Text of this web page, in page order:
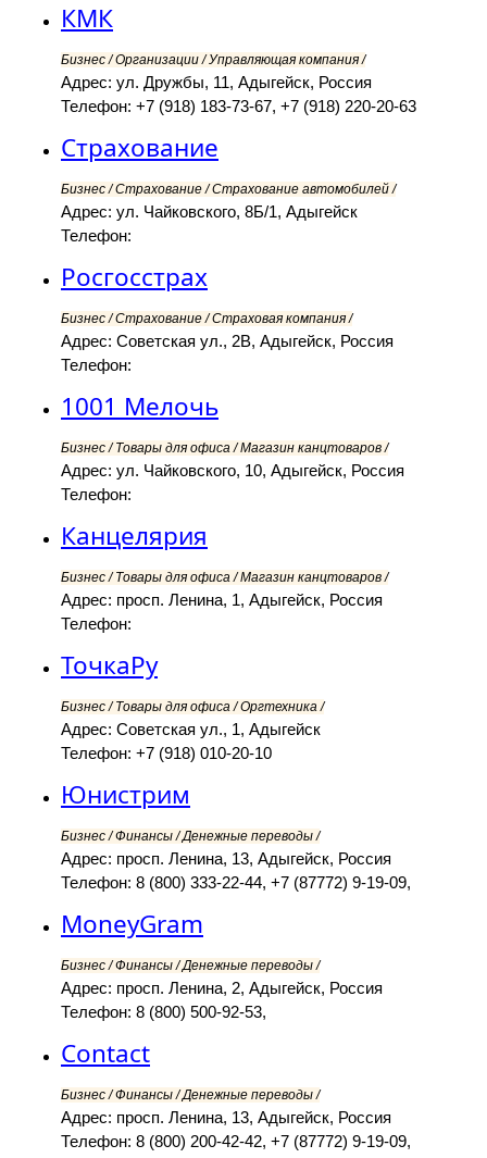
КМК
Бизнес / Организации / Управляющая компания /
Адрес: ул. Дружбы, 11, Адыгейск, Россия
Телефон: +7 (918) 183-73-67, +7 (918) 220-20-63
Страхование
Бизнес / Страхование / Страхование автомобилей /
Адрес: ул. Чайковского, 8Б/1, Адыгейск
Телефон:
Росгосстрах
Бизнес / Страхование / Страховая компания /
Адрес: Советская ул., 2В, Адыгейск, Россия
Телефон:
1001 Мелочь
Бизнес / Товары для офиса / Магазин канцтоваров /
Адрес: ул. Чайковского, 10, Адыгейск, Россия
Телефон:
Канцелярия
Бизнес / Товары для офиса / Магазин канцтоваров /
Адрес: просп. Ленина, 1, Адыгейск, Россия
Телефон:
ТочкаРу
Бизнес / Товары для офиса / Оргтехника /
Адрес: Советская ул., 1, Адыгейск
Телефон: +7 (918) 010-20-10
Юнистрим
Бизнес / Финансы / Денежные переводы /
Адрес: просп. Ленина, 13, Адыгейск, Россия
Телефон: 8 (800) 333-22-44, +7 (87772) 9-19-09,
MoneyGram
Бизнес / Финансы / Денежные переводы /
Адрес: просп. Ленина, 2, Адыгейск, Россия
Телефон: 8 (800) 500-92-53,
Contact
Бизнес / Финансы / Денежные переводы /
Адрес: просп. Ленина, 13, Адыгейск, Россия
Телефон: 8 (800) 200-42-42, +7 (87772) 9-19-09,